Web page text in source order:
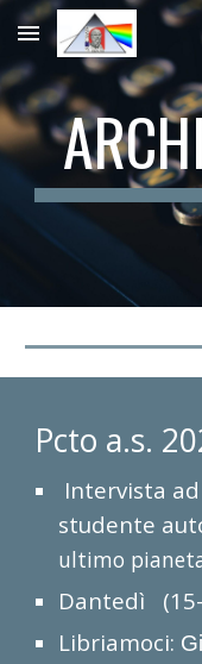
Skip to main content
Pcto a.s.
Intervista
studente
ultimo
Dantedì
Libriamoci: